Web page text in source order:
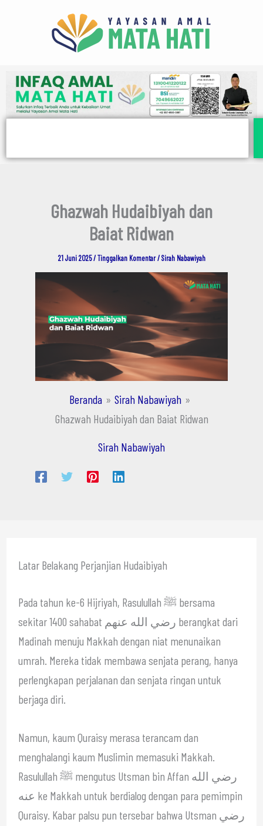
Ghazwah Hudaibiyah dan
Baiat Ridwan
21 Juni 2025/Tinggalkan Komentar /Sirah Nabawiyah
Beranda
Sirah Nabawiyah
Ghazwah Hudaibiyah dan Baiat Ridwan
Sirah Nabawiyah
Latar Belakang Perjanjian Hudaibiyah
Pada tahun ke-6 Hijriyah, Rasulullah ﷺ bersama
sekitar 1400 sahabat رضي الله عنهم berangkat dari
Madinah menuju Makkah dengan niat menunaikan
umrah. Mereka tidak membawa senjata perang, hanya
perlengkapan perjalanan dan senjata ringan untuk
berjaga diri.
Namun, kaum Quraisy merasa terancam dan
menghalangi kaum Muslimin memasuki Makkah.
Rasulullah ﷺ mengutus Utsman bin Affan رضي الله
عنه ke Makkah untuk berdialog dengan para pemimpin
Quraisy. Kabar palsu pun tersebar bahwa Utsman رضي